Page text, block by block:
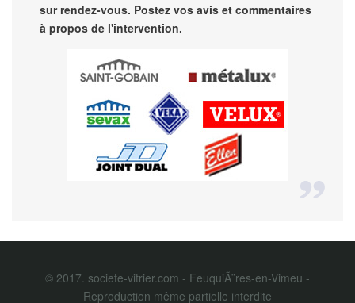
sur rendez-vous. Postez vos avis et commentaires
à propos de l'intervention.
© 2017. societe-vitrier.com - FeuquiÃ¨res-en-Vimeu -
Reproduction même partielle interdite